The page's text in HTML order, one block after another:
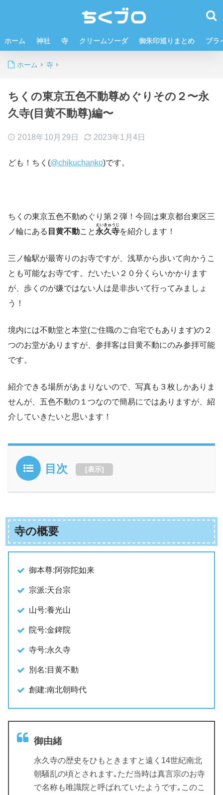
ホーム 神社 寺 クリームソーダ 御朱印巡りまとめ プラ
ホーム 寺
ちくの東京五色不動尊めぐりその２〜永
久寺(目黄不動尊)編〜
2018年10月29日 2023年1月4日
ども！ちく(@chikuchanko)です。
ちくの東京五色不動めぐり第２弾！今回は東京都台東区三
ノ輪にある 目黄不動こと 永久寺
えいきゅうじ
を紹介します！
三ノ輪駅が最寄りのお寺ですが、浅草から歩いて向かうこ
とも可能なお寺です。だいたい２０分くらいかかります
が、歩くのが嫌ではない人は是非歩いて行ってみましょ
う！
境内には不動堂と本堂(ご住職のご自宅でもあります)の２
つのお堂がありますが、参拝客は目黄不動にのみ参拝可能
です。
紹介できる場所があまりないので、写真も３枚しかありま
せんが、五色不動の１つなので簡易にではありますが、紹
介していきたいと思います！
目次 [表示]
寺の概要
御本尊:阿弥陀如来
宗派:天台宗
山号:養光山
院号:金錍院
寺号:永久寺
別名:目黄不動
創建:南北朝時代
御由緒
永久寺の歴史をひもときますと遠く14世紀南北
朝騒乱の頃とされます｡ただ当時は真言宗のお寺
で名称も唯識院と呼ばれていたようです｡このこ